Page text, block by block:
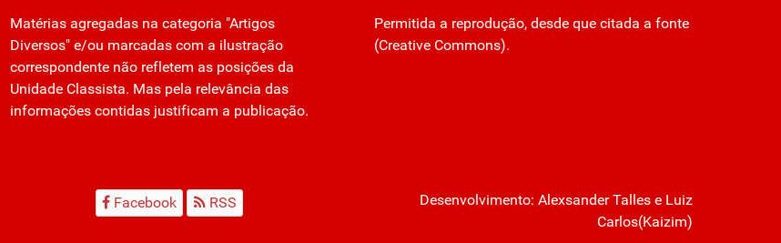
Matérias agregadas na categoria "Artigos
Diversos" e/ou marcadas com a ilustração
correspondente não refletem as posições da
Unidade Classista. Mas pela relevância das
informações contidas justificam a publicação.
Permitida a reprodução, desde que citada a fonte
(Creative Commons).
Facebook RSS Desenvolvimento: Alexsander Tallese Luiz
Carlos(Kaizim)